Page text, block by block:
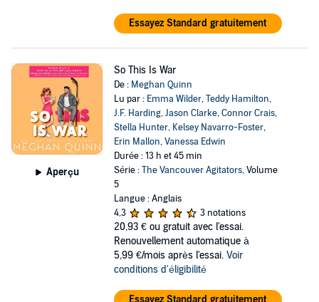
Essayez Standard gratuitement
Aperçu
So This Is War
De : Meghan Quinn
Lu par : Emma Wilder,Teddy Hamilton,
J.F. Harding,Jason Clarke,Connor Crais,
Stella Hunter, Kelsey Navarro-Foster,
Erin Mallon,Vanessa Edwin
Durée : 13 h et 45 min
Série :The Vancouver Agitators, Volume
5
Langue : Anglais
4,3
3 notations
20,93 € ou gratuit avec l'essai.
Renouvellement automatique à
5,99 €/mois après l'essai. Voir
conditions d'éligibilité
Essayez Standard gratuitement